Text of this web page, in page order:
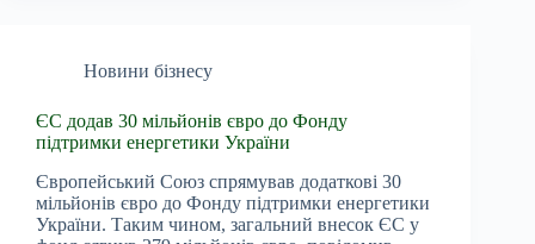
Новини бізнесу
ЄС додав 30 мільйонів євро до Фонду
підтримки енергетики України
Європейський Союз спрямував додаткові 30
мільйонів євро до Фонду підтримки енергетики
України. Таким чином, загальний внесок ЄС у